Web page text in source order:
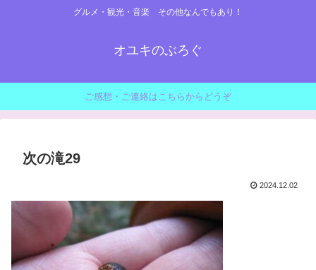
グルメ・観光・音楽 その他なんでもあり！
オユキのぶろぐ
ご感想・ご連絡はこちらからどうぞ
次の滝29
2024.12.02